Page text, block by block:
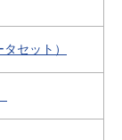
セット）